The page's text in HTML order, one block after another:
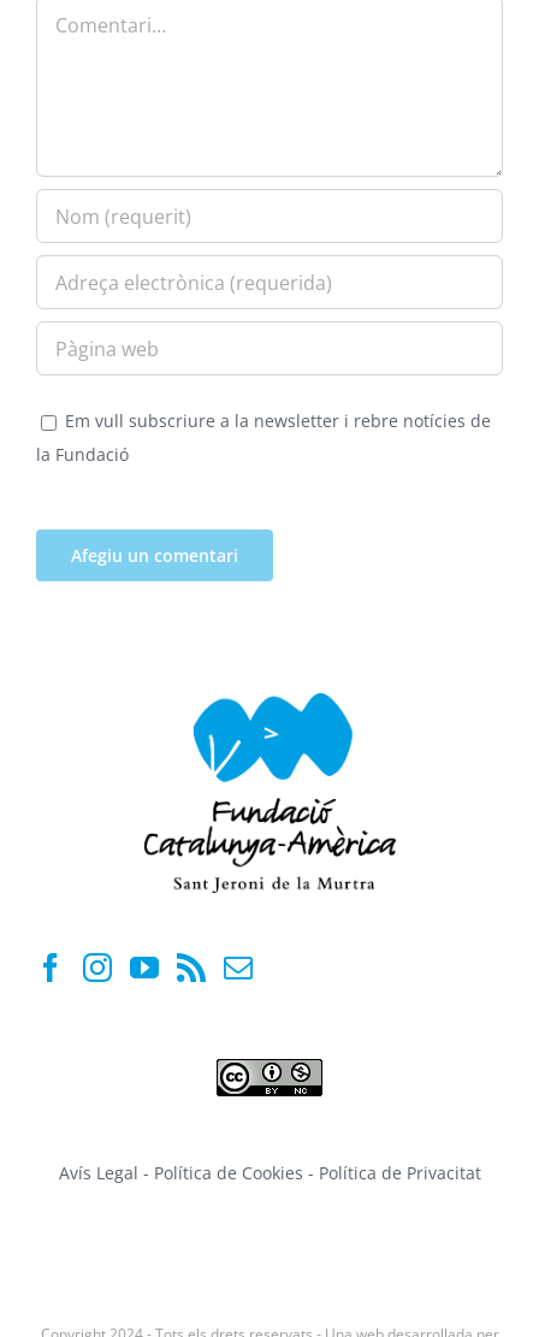
Em vull subscriure a la newsletter i rebre notícies de
la Fundació
Avís Legal - Política de Cookies - Política de Privacitat